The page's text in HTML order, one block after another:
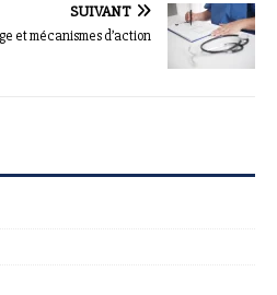
SUIVANT
et mécanismes d’action